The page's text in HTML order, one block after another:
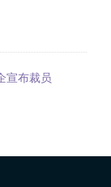
宣布裁员